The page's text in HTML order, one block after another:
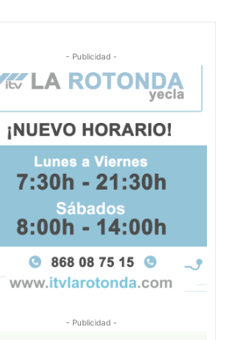
- Publicidad -
- Publicidad -